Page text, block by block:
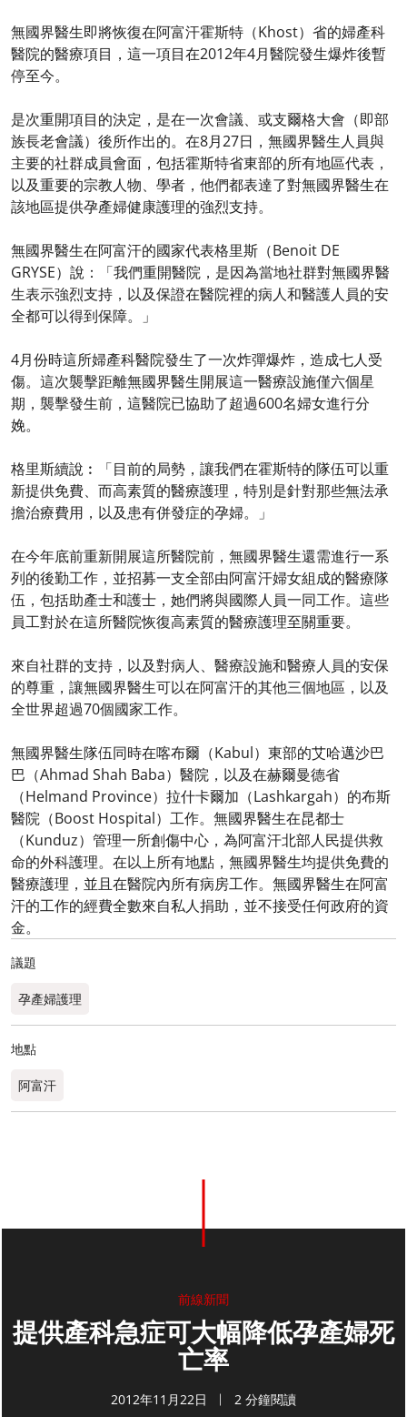
無國界醫生即將恢復在阿富汗霍斯特（Khost）省的婦產科
醫院的醫療項目，這一項目在2012年4月醫院發生爆炸後暫
停至今。
是次重開項目的決定，是在一次會議、或支爾格大會（即部
族長老會議）後所作出的。在8月27日，無國界醫生人員與
主要的社群成員會面，包括霍斯特省東部的所有地區代表，
以及重要的宗教人物、學者，他們都表達了對無國界醫生在
該地區提供孕產婦健康護理的強烈支持。
無國界醫生在阿富汗的國家代表格里斯（Benoit DE
GRYSE）說：「我們重開醫院，是因為當地社群對無國界醫
生表示強烈支持，以及保證在醫院裡的病人和醫護人員的安
全都可以得到保障。」
4月份時這所婦產科醫院發生了一次炸彈爆炸，造成七人受
傷。這次襲擊距離無國界醫生開展這一醫療設施僅六個星
期，襲擊發生前，這醫院已協助了超過600名婦女進行分
娩。
格里斯續說︰「目前的局勢，讓我們在霍斯特的隊伍可以重
新提供免費、而高素質的醫療護理，特別是針對那些無法承
擔治療費用，以及患有併發症的孕婦。」
在今年底前重新開展這所醫院前，無國界醫生還需進行一系
列的後勤工作，並招募一支全部由阿富汗婦女組成的醫療隊
伍，包括助產士和護士，她們將與國際人員一同工作。這些
員工對於在這所醫院恢復高素質的醫療護理至關重要。
來自社群的支持，以及對病人、醫療設施和醫療人員的安保
的尊重，讓無國界醫生可以在阿富汗的其他三個地區，以及
全世界超過70個國家工作。
無國界醫生隊伍同時在喀布爾（Kabul）東部的艾哈邁沙巴
巴（Ahmad Shah Baba）醫院，以及在赫爾曼德省
（Helmand Province）拉什卡爾加（Lashkargah）的布斯
醫院（Boost Hospital）工作。無國界醫生在昆都士
（Kunduz）管理一所創傷中心，為阿富汗北部人民提供救
命的外科護理。在以上所有地點，無國界醫生均提供免費的
醫療護理，並且在醫院內所有病房工作。無國界醫生在阿富
汗的工作的經費全數來自私人捐助，並不接受任何政府的資
金。
議題
孕產婦護理
地點
阿富汗
前線新聞
提供產科急症可大幅降低孕產婦死
亡率
2012年11月22日 2 分鐘閱讀